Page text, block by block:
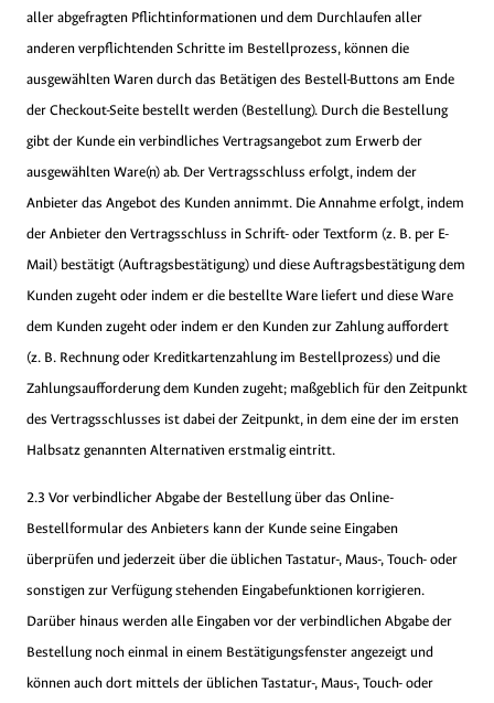
aller abgefragten Pflichtinformationen und dem Durchlaufen aller
anderen verpflichtenden Schritte im Bestellprozess, können die
ausgewählten Waren durch das Betätigen des Bestell-Buttons am Ende
der Checkout-Seite bestellt werden (Bestellung). Durch die Bestellung
gibt der Kunde ein verbindliches Vertragsangebot zum Erwerb der
ausgewählten Ware(n) ab. Der Vertragsschluss erfolgt, indem der
Anbieter das Angebot des Kunden annimmt. Die Annahme erfolgt, indem
der Anbieter den Vertragsschluss in Schrift- oder Textform (z. B. per E-
Mail) bestätigt (Auftragsbestätigung) und diese Auftragsbestätigung dem
Kunden zugeht oder indem er die bestellte Ware liefert und diese Ware
dem Kunden zugeht oder indem er den Kunden zur Zahlung auffordert
(z. B. Rechnung oder Kreditkartenzahlung im Bestellprozess) und die
Zahlungsaufforderung dem Kunden zugeht; maßgeblich für den Zeitpunkt
des Vertragsschlusses ist dabei der Zeitpunkt, in dem eine der im ersten
Halbsatz genannten Alternativen erstmalig eintritt.
2.3 Vor verbindlicher Abgabe der Bestellung über das Online-
Bestellformular des Anbieters kann der Kunde seine Eingaben
überprüfen und jederzeit über die üblichen Tastatur-, Maus-, Touch- oder
sonstigen zur Verfügung stehenden Eingabefunktionen korrigieren.
Darüber hinaus werden alle Eingaben vor der verbindlichen Abgabe der
Bestellung noch einmal in einem Bestätigungsfenster angezeigt und
können auch dort mittels der üblichen Tastatur-, Maus-, Touch- oder